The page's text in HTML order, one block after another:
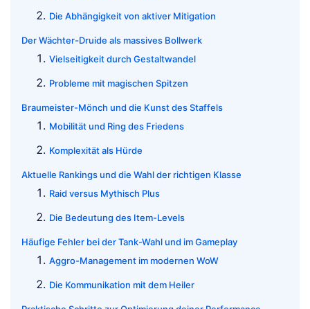
Die Abhängigkeit von aktiver Mitigation
Der Wächter-Druide als massives Bollwerk
Vielseitigkeit durch Gestaltwandel
Probleme mit magischen Spitzen
Braumeister-Mönch und die Kunst des Staffels
Mobilität und Ring des Friedens
Komplexität als Hürde
Aktuelle Rankings und die Wahl der richtigen Klasse
Raid versus Mythisch Plus
Die Bedeutung des Item-Levels
Häufige Fehler bei der Tank-Wahl und im Gameplay
Aggro-Management im modernen WoW
Die Kommunikation mit dem Heiler